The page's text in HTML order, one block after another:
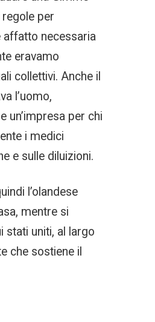
per
affatto necessaria
eravamo
collettivi. Anche il
l’uomo,
un’impresa per chi
i medici
e sulle diluizioni.
l’olandese
mentre si
stati uniti, al largo
che sostiene il